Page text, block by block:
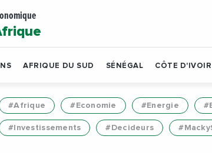
AFRIQUE DU SUD SÉNÉGAL CÔTE
#Afrique #Economie #Energie
#Investissements #Decideurs